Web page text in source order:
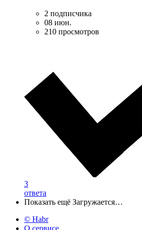
2 подписчика
08 июн.
210 просмотров
3
ответа
Показать ещё Загружается…
© Habr
О сервисе